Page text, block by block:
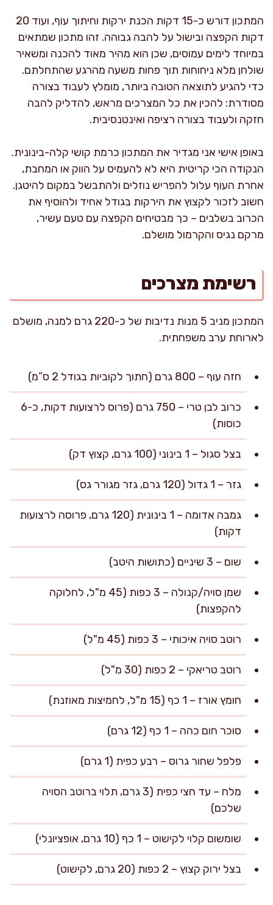
המתכון דורש כ-15 דקות הכנת ירקות וחיתוך עוף, ועוד 20
דקות הקפצה ובישול על להבה גבוהה. זהו מתכון שמתאים
במיוחד לימים עמוסים, שכן הוא מהיר מאוד להכנה ומשאיר
שולחן מלא ניחוחות תוך פחות משעה מהרגע שהתחלתם.
כדי להגיע לתוצאה הטובה ביותר, מומלץ לעבוד בצורה
מסודרת: להכין את כל המצרכים מראש, להדליק להבה
חזקה ולעבוד בצורה רציפה ואינטנסיבית.
באופן אישי אני מגדיר את המתכון כרמת קושי קלה-בינונית.
הנקודה הכי קריטית היא לא להעמיס על הווק או המחבת,
אחרת העוף עלול להפריש נוזלים ולהתבשל במקום להיטגן.
חשוב לזכור לקצוץ את הירקות בגודל אחיד ולהוסיף את
הכרוב בשלבים – כך מבטיחים הקפצה עם טעם עשיר,
מרקם נגיס והקרמול מושלם.
רשימת מצרכים
המתכון מניב 5 מנות נדיבות של כ-220 גרם למנה, מושלם
לארוחת ערב משפחתית.
חזה עוף – 800 גרם (חתוך לקוביות בגודל 2 ס”מ)
כרוב לבן טרי – 750 גרם (פרוס לרצועות דקות, כ-6
כוסות)
בצל סגול – 1 בינוני (100 גרם, קצוץ דק)
גזר – 1 גדול (120 גרם, גזר מגורר גס)
גמבה אדומה – 1 בינונית (120 גרם, פרוסה לרצועות
דקות)
שום – 3 שיניים (כתושות היטב)
שמן סויה/קנולה – 3 כפות (45 מ"ל, לחלוקה
להקפצות)
רוטב סויה איכותי – 3 כפות (45 מ"ל)
רוטב טריאקי – 2 כפות (30 מ"ל)
חומץ אורז – 1 כף (15 מ"ל, לחמיצות מאוזנת)
סוכר חום כהה – 1 כף (12 גרם)
פלפל שחור גרוס – רבע כפית (1 גרם)
מלח – עד חצי כפית (3 גרם, תלוי ברוטב הסויה
שלכם)
שומשום קלוי לקישוט – 1 כף (10 גרם, אופציונלי)
בצל ירוק קצוץ – 2 כפות (20 גרם, לקישוט)